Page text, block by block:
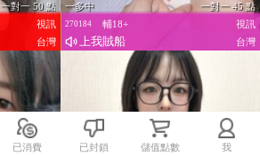
一對一 50 點
視訊
台灣
一多中
一對一 45 點
輔18+
視訊
270184
上我賊船 台灣
已消費 已封鎖 儲值點數 我